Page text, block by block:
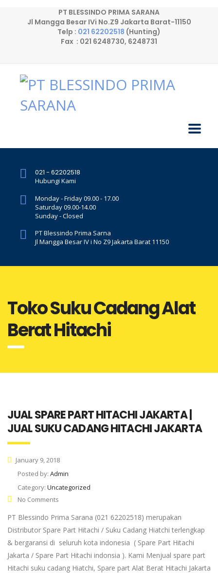
PT BLESSINDO PRIMA SARANA
Jl Mangga Besar IVi No.Z9 Jakarta Barat-11150
Telp : 021 62202518 (Hunting)
Fax : 021 6248730, 6248731
021 - 62202518
Hubungi Kami
Monday - Friday 09.00 - 17.00
Saturday 09.00-14.00
Sunday - Closed
PT Blessindo Prima Sarna
Jl Mangga Besar IV i No Z9 Jakarta Barat 11150
Toko Suku Cadang Alat
Berat Hitachi
JUAL SPARE PART HITACHI JAKARTA |
JUAL SUKU CADANG HITACHI JAKARTA
January 9, 2018
Posted by: Admin
Category: Uncategorized
No Comments
PT Blessindo Prima Sarana (021 62202518) merupakan
Distributor Spare Part Hitachi / Suku Cadang Hiatchi terlengkap
& bergaransi di seluruh kota indonesia ( Spare Part Hitachi
Jakarta / Spare Part Hitachi indonsia ). Kami Menjual spare part
Hitachi suku cadang Hiatchi, Spare part Alat Berat Hitachi Jakarta